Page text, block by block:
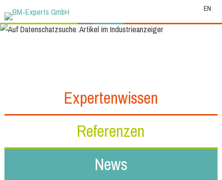
EN
Expertenwissen
Referenzen
News